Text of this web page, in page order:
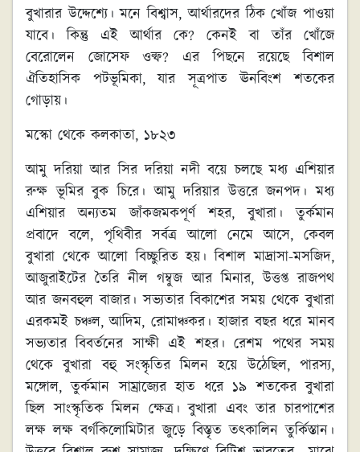
বুখারার উদ্দেশ্যে। মনে বিশ্বাস, আর্থারদের ঠিক খোঁজ পাওয়া
যাবে। কিন্তু এই আর্থার কে? কেনই বা তাঁর খোঁজে
বেরোলেন জোসেফ ওল্ফ? এর পিছনে রয়েছে বিশাল
ঐতিহাসিক পটভূমিকা, যার সূত্রপাত ঊনবিংশ শতকের
গোড়ায়।
মস্কো থেকে কলকাতা, ১৮২৩
আমু দরিয়া আর সির দরিয়া নদী বয়ে চলছে মধ্য এশিয়ার
রুক্ষ ভূমির বুক চিরে। আমু দরিয়ার উত্তরে জনপদ। মধ্য
এশিয়ার অন্যতম জাঁকজমকপূর্ণ শহর, বুখারা। তুর্কমান
প্রবাদে বলে, পৃথিবীর সর্বত্র আলো নেমে আসে, কেবল
বুখারা থেকে আলো বিচ্ছুরিত হয়। বিশাল মাদ্রাসা-মসজিদ,
আজুরাইটের তৈরি নীল গম্বুজ আর মিনার, উত্তপ্ত রাজপথ
আর জনবহুল বাজার। সভ্যতার বিকাশের সময় থেকে বুখারা
এরকমই চঞ্চল, আদিম, রোমাঞ্চকর। হাজার বছর ধরে মানব
সভ্যতার বিবর্তনের সাক্ষী এই শহর। রেশম পথের সময়
থেকে বুখারা বহু সংস্কৃতির মিলন হয়ে উঠেছিল, পারস্য,
মঙ্গোল, তুর্কমান সাম্রাজ্যের হাত ধরে ১৯ শতকের বুখারা
ছিল সাংস্কৃতিক মিলন ক্ষেত্র। বুখারা এবং তার চারপাশের
লক্ষ লক্ষ বর্গকিলোমিটার জুড়ে বিস্তৃত তৎকালিন তুর্কিস্তান।